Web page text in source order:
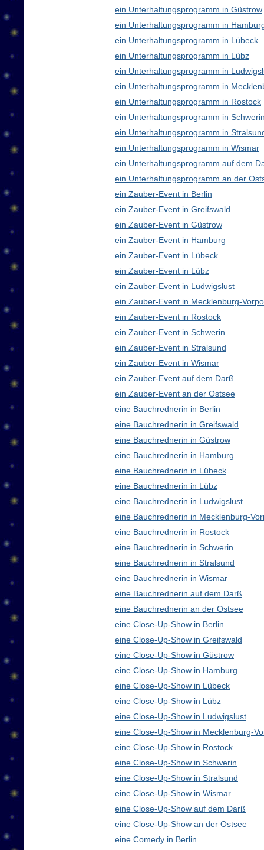
ein Unterhaltungsprogramm in Güstrow
ein Unterhaltungsprogramm in
ein Unterhaltungsprogramm in Lübeck
ein Unterhaltungsprogramm in Lübz
ein Unterhaltungsprogramm in
ein Unterhaltungsprogramm in
ein Unterhaltungsprogramm in Rostock
ein Unterhaltungsprogramm in
ein Unterhaltungsprogramm in
ein Unterhaltungsprogramm in Wismar
ein Unterhaltungsprogramm auf dem
ein Unterhaltungsprogramm an der
ein Zauber-Event in Berlin
ein Zauber-Event in Greifswald
ein Zauber-Event in Güstrow
ein Zauber-Event in Hamburg
ein Zauber-Event in Lübeck
ein Zauber-Event in Lübz
ein Zauber-Event in Ludwigslust
ein Zauber-Event in Mecklenburg-
ein Zauber-Event in Rostock
ein Zauber-Event in Schwerin
ein Zauber-Event in Stralsund
ein Zauber-Event in Wismar
ein Zauber-Event auf dem Darß
ein Zauber-Event an der Ostsee
eine Bauchrednerin in Berlin
eine Bauchrednerin in Greifswald
eine Bauchrednerin in Güstrow
eine Bauchrednerin in Hamburg
eine Bauchrednerin in Lübeck
eine Bauchrednerin in Lübz
eine Bauchrednerin in Ludwigslust
eine Bauchrednerin in Mecklenburg-
eine Bauchrednerin in Rostock
eine Bauchrednerin in Schwerin
eine Bauchrednerin in Stralsund
eine Bauchrednerin in Wismar
eine Bauchrednerin auf dem Darß
eine Bauchrednerin an der Ostsee
eine Close-Up-Show in Berlin
eine Close-Up-Show in Greifswald
eine Close-Up-Show in Güstrow
eine Close-Up-Show in Hamburg
eine Close-Up-Show in Lübeck
eine Close-Up-Show in Lübz
eine Close-Up-Show in Ludwigslust
eine Close-Up-Show in Mecklenburg-
eine Close-Up-Show in Rostock
eine Close-Up-Show in Schwerin
eine Close-Up-Show in Stralsund
eine Close-Up-Show in Wismar
eine Close-Up-Show auf dem Darß
eine Close-Up-Show an der Ostsee
eine Comedy in Berlin